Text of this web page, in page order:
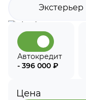
Экстерьер
Автокредит
- 396 000 ₽
Цена